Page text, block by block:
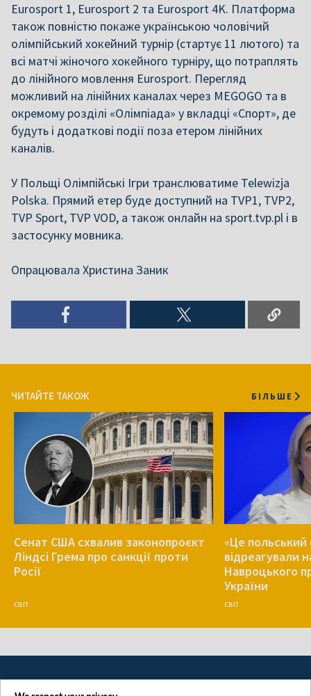
Eurosport 1, Eurosport 2 та Eurosport 4K. Платформа
також повністю покаже українською чоловічий
олімпійський хокейний турнір (стартує 11 лютого) та
всі матчі жіночого хокейного турніру, що потраплять
до лінійного мовлення Eurosport. Перегляд
можливий на лінійних каналах через MEGOGO та в
окремому розділі «Олімпіада» у вкладці «Спорт», де
будуть і додаткові події поза етером лінійних
каналів.
У Польщі Олімпійські Ігри транслюватиме Telewizja
Polska. Прямий етер буде доступний на TVP1, TVP2,
TVP Sport, TVP VOD, а також онлайн на sport.tvp.pl і в
застосунку мовника.
Опрацювала Христина Заник
ЧИТАЙТЕ ТАКОЖ БІЛЬШЕ
Сенат США схвалив законопроєкт
Ліндсі Грема про санкції проти
Росії
СВІТ
«Це польський
відреагували
Навроцького
України
СВІТ